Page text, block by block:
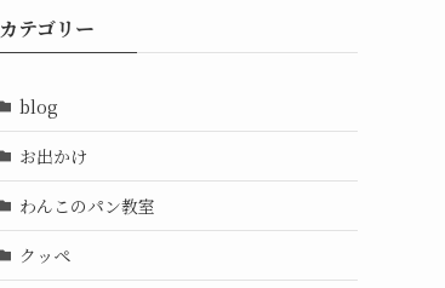
カテゴリー
blog
お出かけ
わんこのパン教室
クッペ